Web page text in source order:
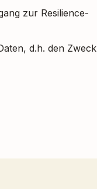
zur Resilience-
d.h. den Zweck